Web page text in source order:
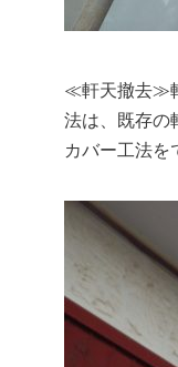
≪軒天撤去≫
法は、既存の
カバー工法を